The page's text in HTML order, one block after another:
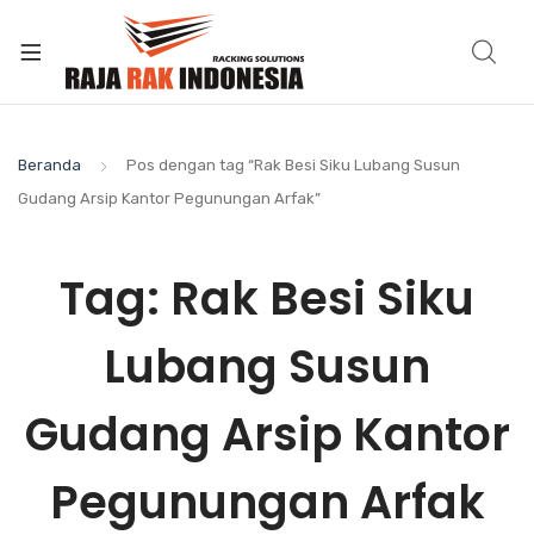
Beranda
Pos dengan tag “Rak Besi Siku Lubang Susun
Gudang Arsip Kantor Pegunungan Arfak”
Tag: Rak Besi Siku
Lubang Susun
Gudang Arsip Kantor
Pegunungan Arfak